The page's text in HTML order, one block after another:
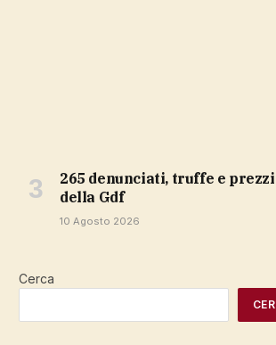
265 denunciati, truffe e prezzi nel mirino
della Gdf
10 Agosto 2026
Cerca